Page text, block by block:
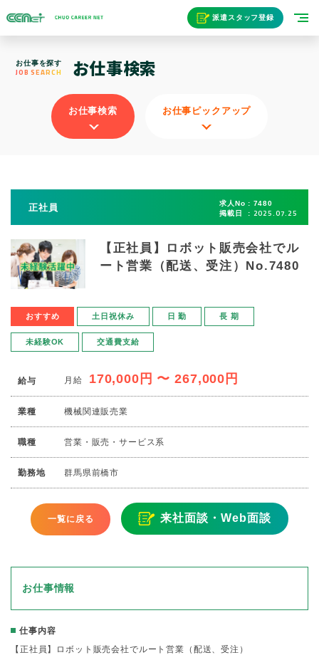
派遣スタッフ登録
お仕事を探す
JOB SEARCH お仕事検索
お仕事検索 お仕事ピックアップ
正社員 求人No
7480
掲載日
2025.07.25
【正社員】ロボット販売会社でル
ート営業（配送、受注）No.7480
おすすめ 土日祝休み 日 勤 長 期
未経験OK 交通費支給
給与 月給 170,000円 〜 267,000円
業種 機械関連販売業
職種 営業・販売・サービス系
勤務地 群馬県前橋市
一覧に戻る 来社面談・Web面談
お仕事情報
仕事内容
【正社員】ロボット販売会社でルート営業（配送、受注）